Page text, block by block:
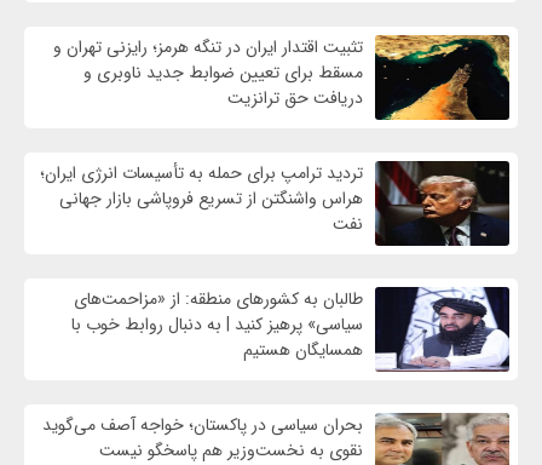
تثبیت اقتدار ایران در تنگه هرمز؛ رایزنی تهران و
مسقط برای تعیین ضوابط جدید ناوبری و
دریافت حق ترانزیت
تردید ترامپ برای حمله به تأسیسات انرژی ایران؛
هراس واشنگتن از تسریع فروپاشی بازار جهانی
نفت
طالبان به کشورهای منطقه: از «مزاحمت‌های
سیاسی» پرهیز کنید | به دنبال روابط خوب با
همسایگان هستیم
بحران سیاسی در پاکستان؛ خواجه آصف می‌گوید
نقوی به نخست‌وزیر هم پاسخگو نیست